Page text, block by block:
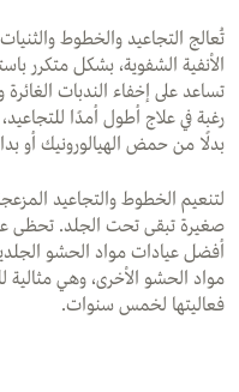
تُعالج التجاعيد والخطوط
الأنفية الشفوية، بشكل متكرر
تساعد على إخفاء الندبات
رغبة في علاج أطول أمدًا
بدلًا من حمض الهيالورونيك أو
لتنعيم الخطوط والتجاعيد
صغيرة تبقى تحت الجلد. تحظى
أفضل عيادات مواد الحشو
مواد الحشو الأخرى، وهي مثالية
فعاليتها لخمس سنوات.